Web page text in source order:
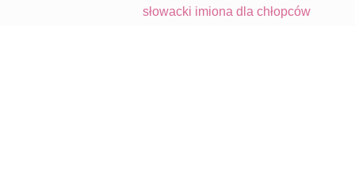
słowacki imiona dla chłopców